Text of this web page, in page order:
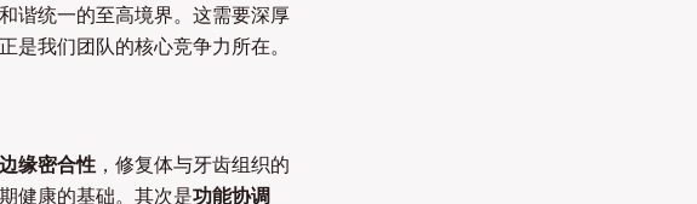
谐统一的至高境界。这需要深厚
我们团队的核心竞争力所在。
边缘密合性 ，修复体与牙齿组织的
健康的基础。其次是功能协调